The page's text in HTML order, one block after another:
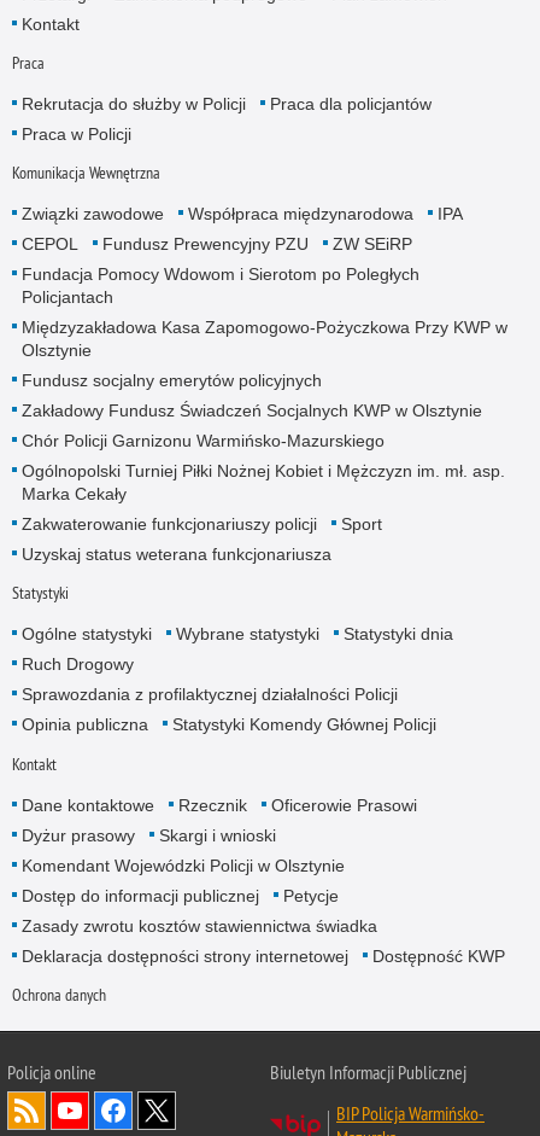
Kontakt
Praca
Rekrutacja do służby w Policji
Praca dla policjantów
Praca w Policji
Komunikacja Wewnętrzna
Związki zawodowe Współpraca międzynarodowa
IPA
CEPOL
Fundusz Prewencyjny PZU
ZW SEiRP
Fundacja Pomocy Wdowom i Sierotom po Poległych
Policjantach
Międzyzakładowa Kasa Zapomogowo-Pożyczkowa Przy KWP w
Olsztynie
Fundusz socjalny emerytów policyjnych
Zakładowy Fundusz Świadczeń Socjalnych KWP w Olsztynie
Chór Policji Garnizonu Warmińsko-Mazurskiego
Ogólnopolski Turniej Piłki Nożnej Kobiet i Mężczyzn im. mł. asp.
Marka Cekały
Zakwaterowanie funkcjonariuszy policji
Sport
Uzyskaj status weterana funkcjonariusza
Statystyki
Ogólne statystyki Wybrane statystyki
Statystyki dnia
Ruch Drogowy
Sprawozdania z profilaktycznej działalności Policji
Opinia publiczna
Statystyki Komendy Głównej Policji
Kontakt
Dane kontaktowe Rzecznik
Oficerowie Prasowi
Dyżur prasowy
Skargi i wnioski
Komendant Wojewódzki Policji w Olsztynie
Dostęp do informacji publicznej
Petycje
Zasady zwrotu kosztów stawiennictwa świadka
Deklaracja dostępności strony internetowej
Dostępność KWP
Ochrona danych
Policja online
Biuletyn Informacji Publicznej
BIP Policja Warmińsko-